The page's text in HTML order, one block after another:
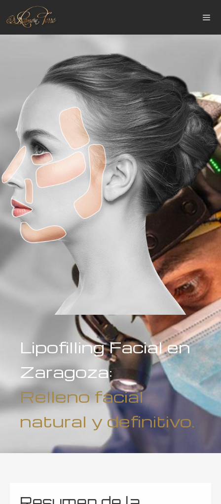
Lipofilling Facial en
Zaragoza:
Relleno facial
natural y definitivo.